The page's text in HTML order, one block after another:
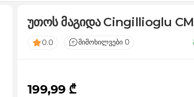
უთოს მაგიდა Cingillioglu
0.0 მიმოხილვები 0
199,99 ₾